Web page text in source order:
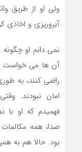
ولی او از طریق
آبروریزی و اخاذی
نمی دانم او چگونه
آن ها می خواست
راضی کنند، به
امان نبودند.
فهمیدم که او
صدا، همه
بود. حالا هم به